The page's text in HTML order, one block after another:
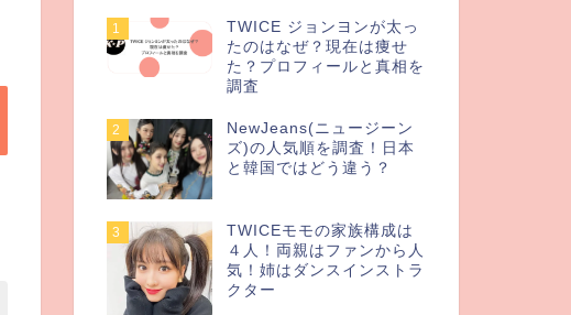
1
TWICE ジョンヨンが太っ
たのはなぜ？現在は痩せ
た？プロフィールと真相を
調査
2
NewJeans(ニュージーン
ズ)の人気順を調査！日本
と韓国ではどう違う？
3
TWICEモモの家族構成は
４人！両親はファンから人
気！姉はダンスインストラ
クター